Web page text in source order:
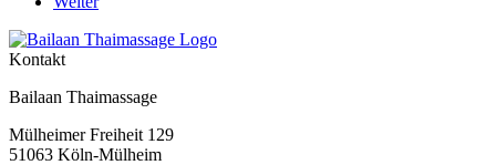
Kontakt
Bailaan Thaimassage
Mülheimer Freiheit 129
51063 Köln-Mülheim